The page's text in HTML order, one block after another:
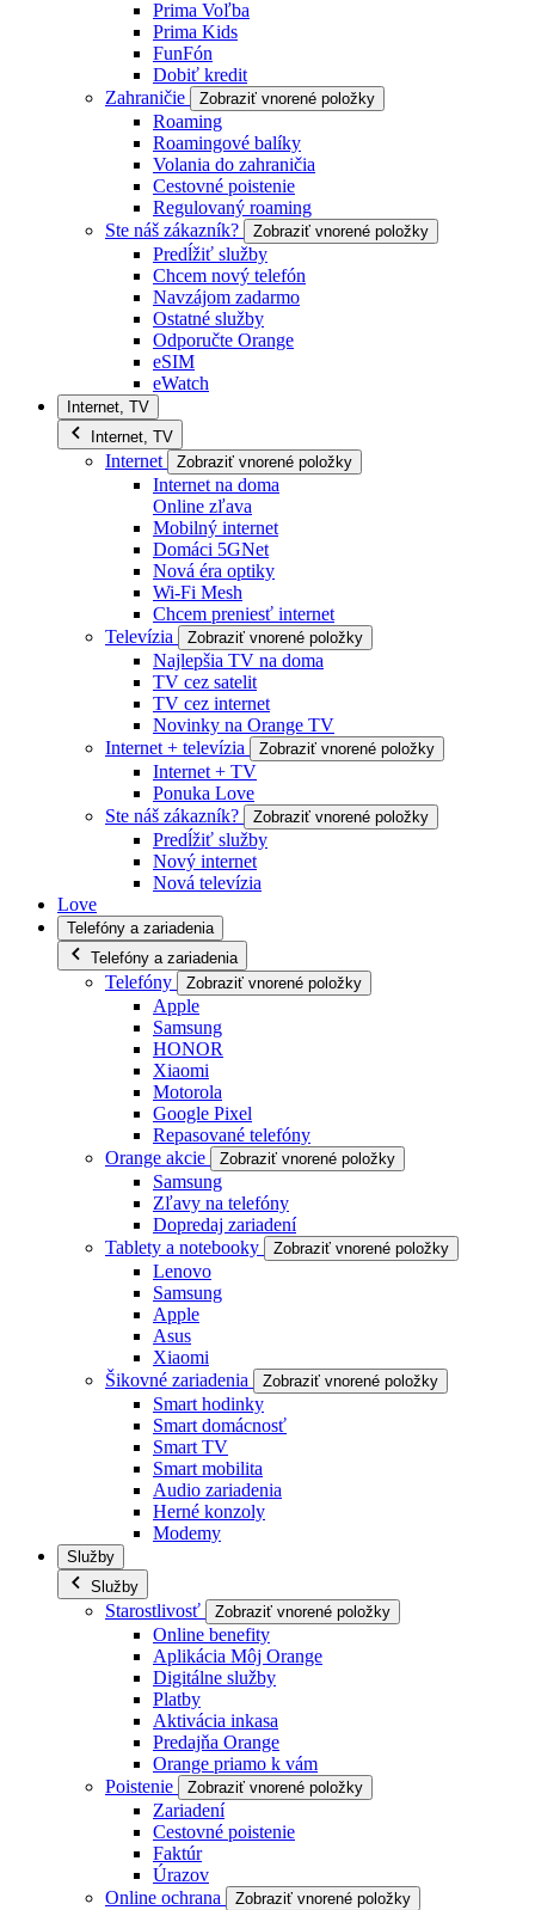
Prima Voľba
Prima Kids
FunFón
Dobiť kredit
Zahraničie
Zobraziť vnorené položky
Roaming
Roamingové balíky
Volania do zahraničia
Cestovné poistenie
Regulovaný roaming
Ste náš zákazník?
Zobraziť vnorené položky
Predĺžiť služby
Chcem nový telefón
Navzájom zadarmo
Ostatné služby
Odporučte Orange
eSIM
eWatch
Internet, TV
Internet, TV
Internet Zobraziť vnorené položky
Internet na doma
Online zľava
Mobilný internet
Domáci 5GNet
Nová éra optiky
Wi-Fi Mesh
Chcem preniesť internet
Televízia
Zobraziť vnorené položky
Najlepšia TV na doma
TV cez satelit
TV cez internet
Novinky na Orange TV
Internet + televízia
Zobraziť vnorené položky
Internet + TV
Ponuka Love
Ste náš zákazník?
Zobraziť vnorené položky
Predĺžiť služby
Nový internet
Nová televízia
Love
Telefóny a zariadenia
Telefóny a zariadenia
Telefóny Zobraziť vnorené položky
Apple
Samsung
HONOR
Xiaomi
Motorola
Google Pixel
Repasované telefóny
Orange akcie
Zobraziť vnorené položky
Samsung
Zľavy na telefóny
Dopredaj zariadení
Tablety a notebooky
Zobraziť vnorené položky
Lenovo
Samsung
Apple
Asus
Xiaomi
Šikovné zariadenia
Zobraziť vnorené položky
Smart hodinky
Smart domácnosť
Smart TV
Smart mobilita
Audio zariadenia
Herné konzoly
Modemy
Služby
Služby
Starostlivosť Zobraziť vnorené položky
Online benefity
Aplikácia Môj Orange
Digitálne služby
Platby
Aktivácia inkasa
Predajňa Orange
Orange priamo k vám
Poistenie
Zobraziť vnorené položky
Zariadení
Cestovné poistenie
Faktúr
Úrazov
Online ochrana
Zobraziť vnorené položky